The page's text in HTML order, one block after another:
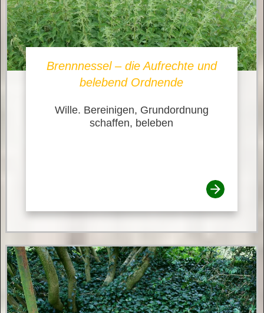
Brennnessel – die Aufrechte und
belebend Ordnende
Wille. Bereinigen, Grundordnung
schaffen, beleben